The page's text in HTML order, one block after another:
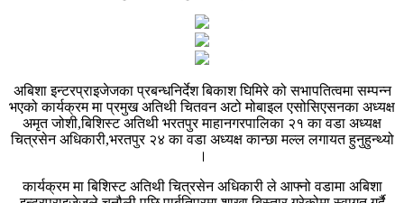
अबिशा इन्टरप्राइजेजका प्रबन्धनिर्देश बिकाश घिमिरे को सभापतित्वमा सम्पन्न
भएको कार्यक्रम मा प्रमुख अतिथी चितवन अटो मोबाइल एसोसिएसनका अध्यक्ष
अमृत जोशी,बिशिस्ट अतिथी भरतपुर माहानगरपालिका २१ का वडा अध्यक्ष
चित्रसेन अधिकारी,भरतपुर २४ का वडा अध्यक्ष कान्छा मल्ल लगायत हुनुहुन्थ्यो
।
कार्यक्रम मा बिशिस्ट अतिथी चित्रसेन अधिकारी ले आफ्नो वडामा अबिशा